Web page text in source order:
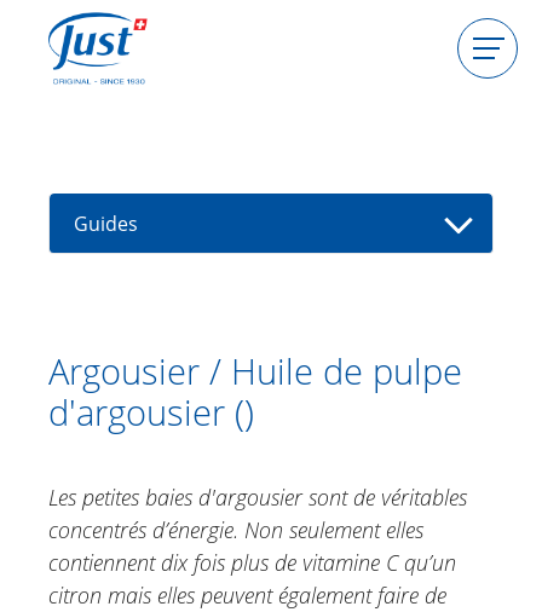
Devenir conseillère
Guides
Guides
Alpenrose
Huile d'Argan
Cardiosperme, pois de cœur
Echinacée
Edelweiss
Eucalyptus
Argousier / Huile de pulpe
d'argousier ()
Les petites baies d'argousier sont de véritables
concentrés d’énergie. Non seulement elles
contiennent dix fois plus de vitamine C qu’un
citron mais elles peuvent également faire de